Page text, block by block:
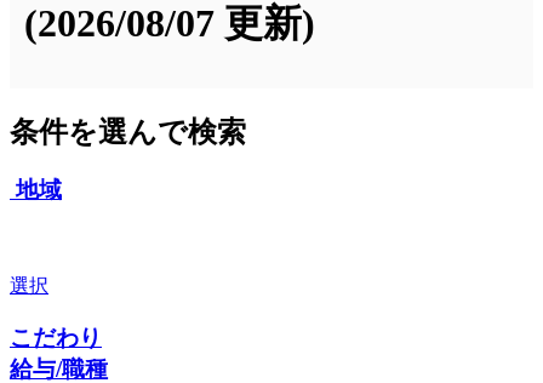
(2026/08/07 更新)
条件を選んで検索
地域
選択
こだわり
給与/職種